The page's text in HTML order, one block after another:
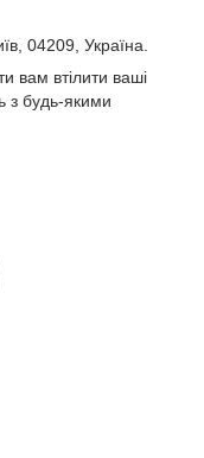
04209, Україна.
вам втілити ваші
з будь-якими